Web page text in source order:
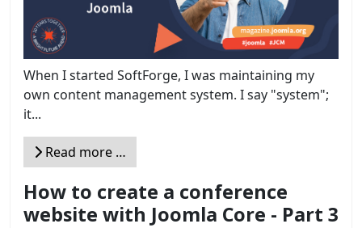
When I started SoftForge, I was maintaining my
own content management system. I say "system";
it...
Read more …
How to create a conference
website with Joomla Core - Part 3